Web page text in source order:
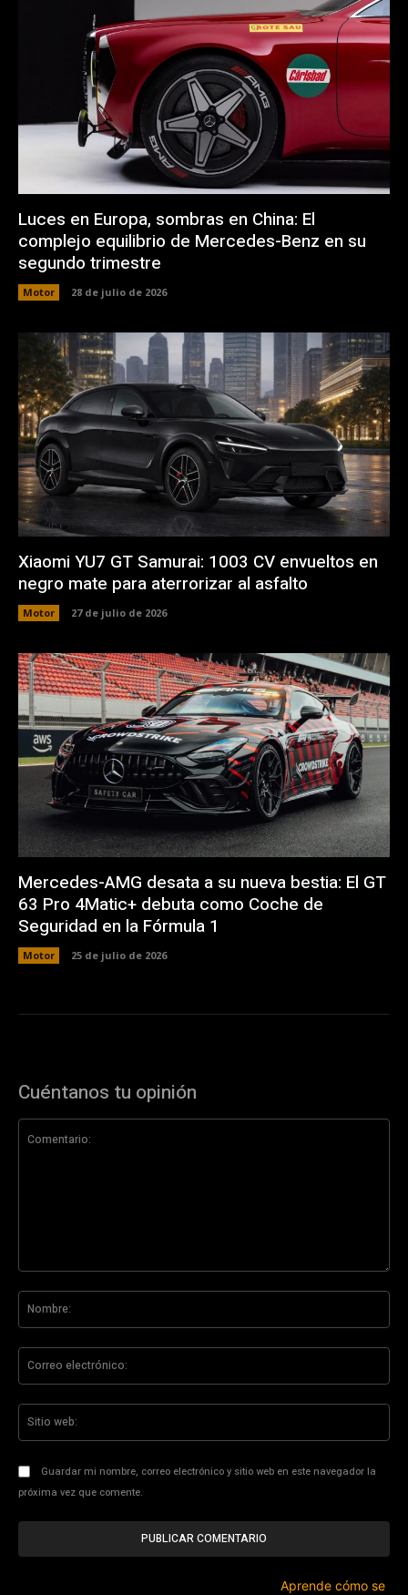
Luces en Europa, sombras en China: El
complejo equilibrio de Mercedes-Benz en su
segundo trimestre
Motor 28 de julio de 2026
Xiaomi YU7 GT Samurai: 1003 CV envueltos en
negro mate para aterrorizar al asfalto
Motor 27 de julio de 2026
Mercedes-AMG desata a su nueva bestia: El GT
63 Pro 4Matic+ debuta como Coche de
Seguridad en la Fórmula 1
Motor 25 de julio de 2026
Cuéntanos tu opinión
Guardar mi nombre, correo electrónico y sitio web en este navegador la
próxima vez que comente.
Aprende cómo se